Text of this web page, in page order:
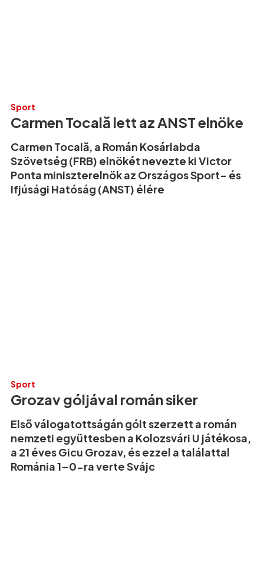
Sport
Carmen Tocală lett az ANST elnöke
Carmen Tocală, a Román Kosárlabda
Szövetség (FRB) elnökét nevezte ki Victor
Ponta miniszterelnök az Országos Sport- és
Ifjúsági Hatóság (ANST) élére
Sport
Grozav góljával román siker
Első válogatottságán gólt szerzett a román
nemzeti együttesben a Kolozsvári U játékosa,
a 21 éves Gicu Grozav, és ezzel a találattal
Románia 1–0-ra verte Svájc